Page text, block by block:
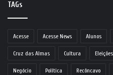
TAGs
Acesse Acesse News Alunos
Cruz das Almas Cultura Eleições
Negócio Política Recôncavo